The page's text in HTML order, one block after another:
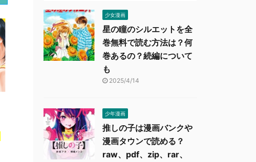
少女漫画
星の瞳のシルエットを全
巻無料で読む方法は？何
巻あるの？続編について
も
2025/4/14
少年漫画
推しの子は漫画バンクや
漫画タウンで読める？
raw、pdf、zip、rar、